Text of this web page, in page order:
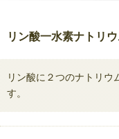
リン酸一水素ナトリ
リン酸に２つのナトリウ
す。